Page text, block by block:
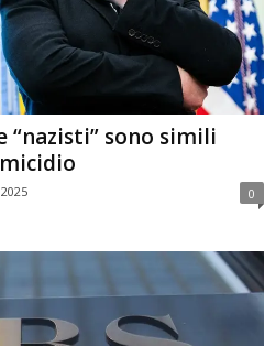
“nazisti” sono simili
0